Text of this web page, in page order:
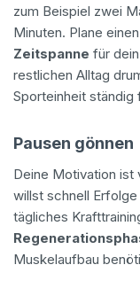
zum Beispiel zwei
Minuten. Plane einen
Zeitspanne für
restlichen Alltag
Sporteinheit ständig
Pausen gönnen
Deine Motivation ist
willst schnell
tägliches
Muskelaufbau